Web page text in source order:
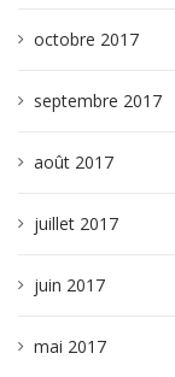
octobre 2017
septembre 2017
août 2017
juillet 2017
juin 2017
mai 2017